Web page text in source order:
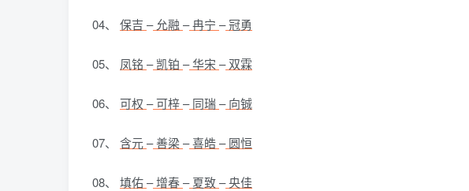
04、 保吉 –允融 –冉宁 –冠勇
05、 凤铭 –凯铂 –华宋 –双霖
06、 可权 –可梓–同瑞–向铖
07、 含元–善梁–喜皓–圆恒
08、 填佑–增春–夏致–央佳